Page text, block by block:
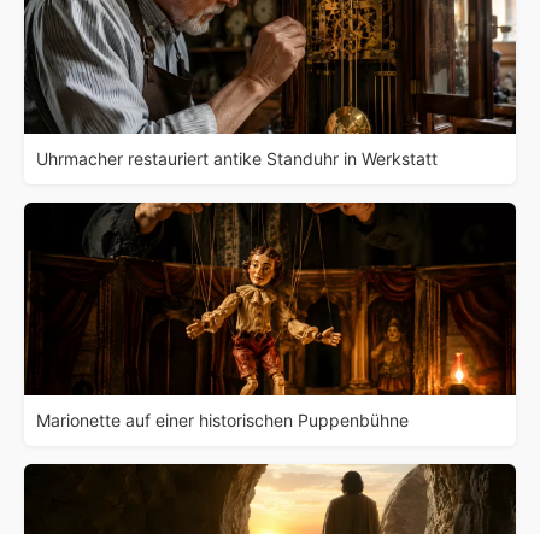
Uhrmacher restauriert antike Standuhr in Werkstatt
Marionette auf einer historischen Puppenbühne